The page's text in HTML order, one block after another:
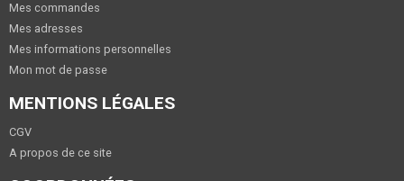
Mes commandes
Mes adresses
Mes informations personnelles
Mon mot de passe
MENTIONS LÉGALES
CGV
A propos de ce site